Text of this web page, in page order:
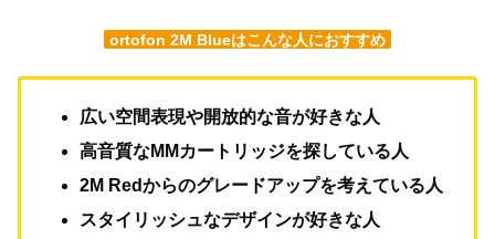
ortofon 2M Blueはこんな人におすすめ
広い空間表現や開放的な音が好きな人
高音質なMMカートリッジを探している人
2M Redからのグレードアップを考えている人
スタイリッシュなデザインが好きな人